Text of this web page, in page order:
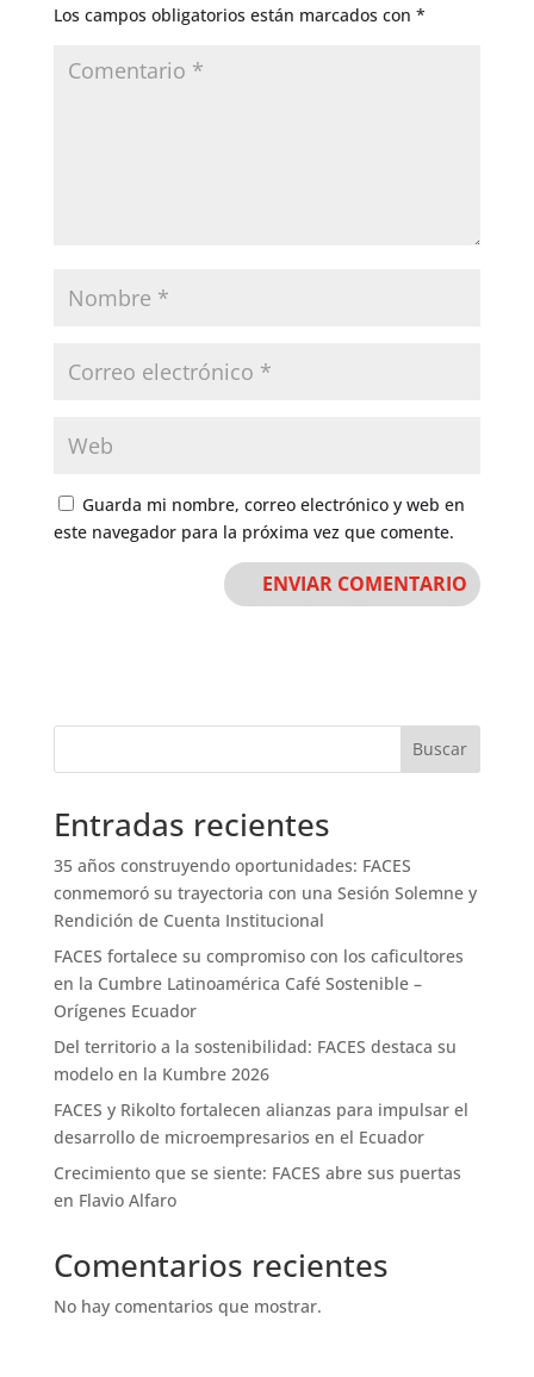
Los campos obligatorios están marcados con *
Guarda mi nombre, correo electrónico y web en
este navegador para la próxima vez que comente.
Buscar
Entradas recientes
35 años construyendo oportunidades: FACES
conmemoró su trayectoria con una Sesión Solemne y
Rendición de Cuenta Institucional
FACES fortalece su compromiso con los caficultores
en la Cumbre Latinoamérica Café Sostenible –
Orígenes Ecuador
Del territorio a la sostenibilidad: FACES destaca su
modelo en la Kumbre 2026
FACES y Rikolto fortalecen alianzas para impulsar el
desarrollo de microempresarios en el Ecuador
Crecimiento que se siente: FACES abre sus puertas
en Flavio Alfaro
Comentarios recientes
No hay comentarios que mostrar.